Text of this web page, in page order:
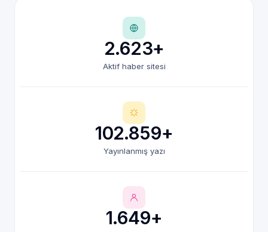
2.623+
Aktif haber sitesi
102.859+
Yayınlanmış yazı
1.649+